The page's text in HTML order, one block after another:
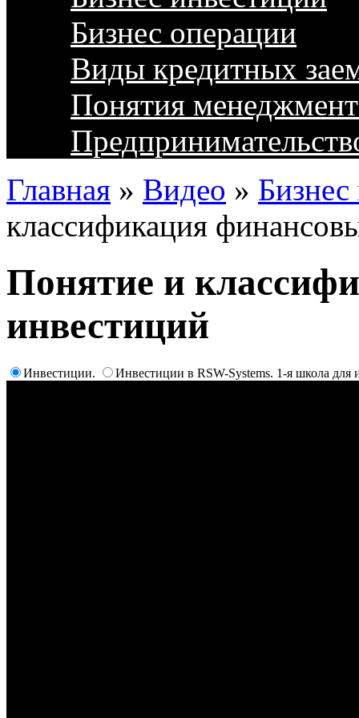
Бизнес операции
Виды кредитных
Понятия
Главная » Видео »
классификация
Понятие и
инвестиций
Инвестиции. Инвестиции в RSW-Systems. 1-я школа для